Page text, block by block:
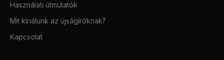
Használati útmutatók
Mit kínálunk az újságíróknak?
Kapcsolat